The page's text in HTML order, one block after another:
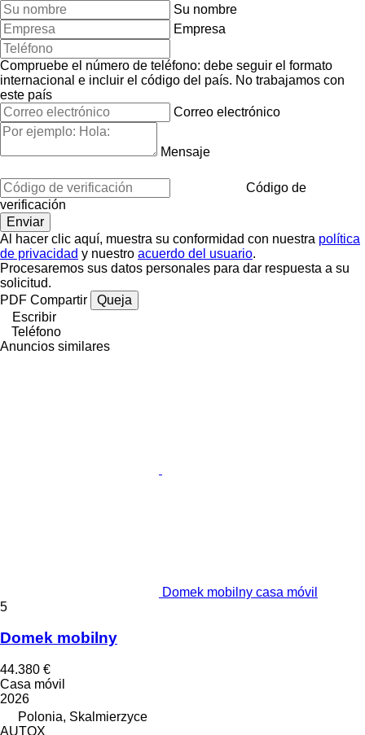
Su nombre
Empresa
Compruebe el número de teléfono: debe seguir el formato
internacional e incluir el código del país. No trabajamos con
este país
Correo electrónico
Mensaje
Código de
verificación
Al hacer clic aquí, muestra su conformidad con nuestra política
de privacidad y nuestro acuerdo del usuario.
Procesaremos sus datos personales para dar respuesta a su
solicitud.
PDF Compartir
Queja
Escribir
Teléfono
Anuncios similares
Domek mobilny casa móvil
5
Domek mobilny
44.380 €
Casa móvil
2026
Polonia, Skalmierzyce
AUTOX